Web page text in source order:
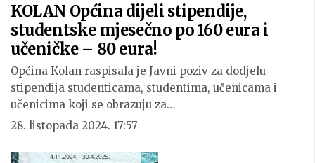
KOLAN Općina dijeli stipendije,
studentske mjesečno po 160 eura i
učeničke – 80 eura!
Općina Kolan raspisala je Javni poziv za dodjelu
stipendija studenticama, studentima, učenicama i
učenicima koji se obrazuju za…
28. listopada 2024. 17:57